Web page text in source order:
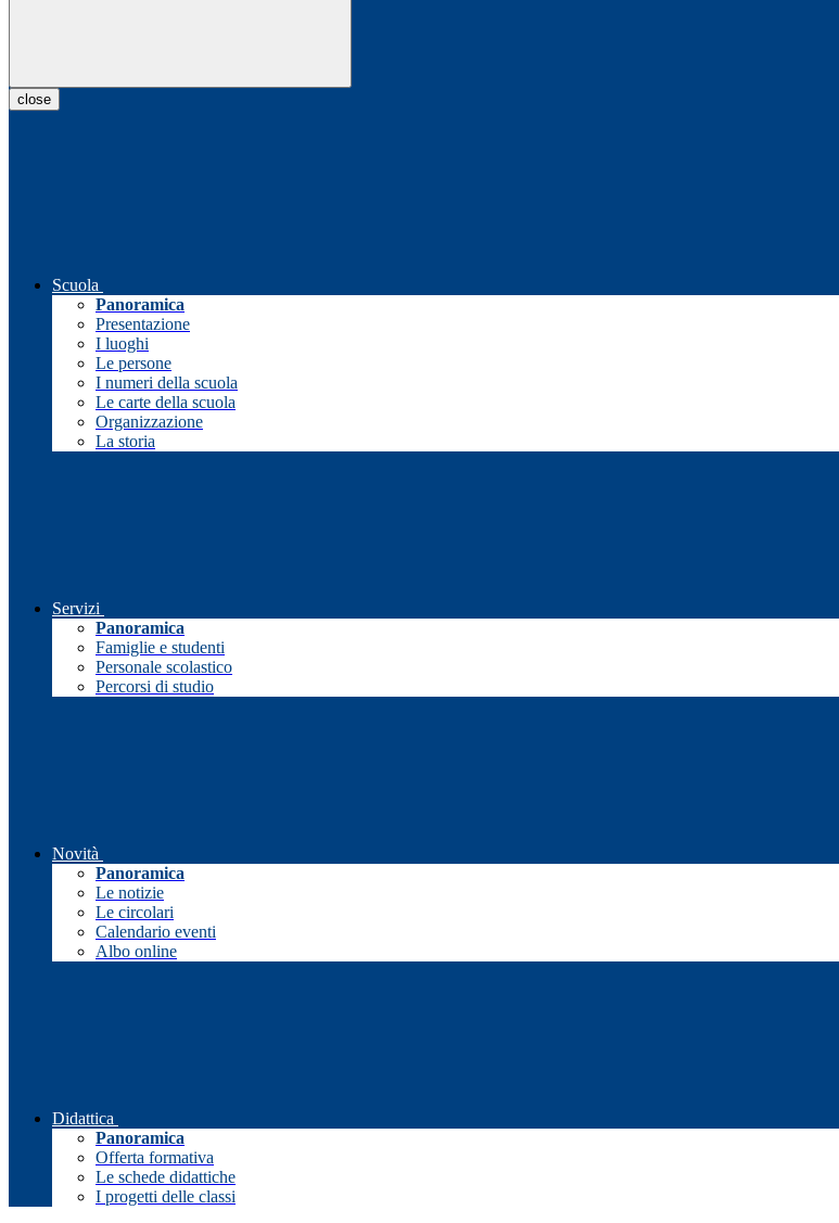
close
Scuola
Panoramica
Presentazione
I luoghi
Le persone
I numeri della scuola
Le carte della scuola
Organizzazione
La storia
Servizi
Panoramica
Famiglie e studenti
Personale scolastico
Percorsi di studio
Novità
Panoramica
Le notizie
Le circolari
Calendario eventi
Albo online
Didattica
Panoramica
Offerta formativa
Le schede didattiche
I progetti delle classi